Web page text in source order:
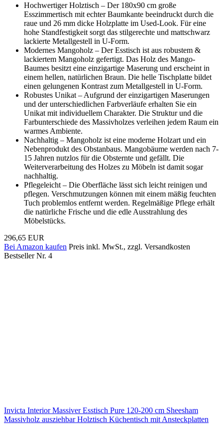
Hochwertiger Holztisch – Der 180x90 cm große
Esszimmertisch mit echter Baumkante beeindruckt durch die
raue und 26 mm dicke Holzplatte im Used-Look. Für eine
hohe Standfestigkeit sorgt das stilgerechte und mattschwarz
lackierte Metallgestell in U-Form.
Modernes Mangoholz – Der Esstisch ist aus robustem &
lackiertem Mangoholz gefertigt. Das Holz des Mango-
Baumes besitzt eine einzigartige Maserung und erscheint in
einem hellen, natürlichen Braun. Die helle Tischplatte bildet
einen gelungenen Kontrast zum Metallgestell in U-Form.
Robustes Unikat – Aufgrund der einzigartigen Maserungen
und der unterschiedlichen Farbverläufe erhalten Sie ein
Unikat mit individuellem Charakter. Die Struktur und die
Farbunterschiede des Massivholzes verleihen jedem Raum ein
warmes Ambiente.
Nachhaltig – Mangoholz ist eine moderne Holzart und ein
Nebenprodukt des Obstanbaus. Mangobäume werden nach 7-
15 Jahren nutzlos für die Obsternte und gefällt. Die
Weiterverarbeitung des Holzes zu Möbeln ist damit sogar
nachhaltig.
Pflegeleicht – Die Oberfläche lässt sich leicht reinigen und
pflegen. Verschmutzungen können mit einem mäßig feuchten
Tuch problemlos entfernt werden. Regelmäßige Pflege erhält
die natürliche Frische und die edle Ausstrahlung des
Möbelstücks.
296,65 EUR
Bei Amazon kaufen Preis inkl. MwSt., zzgl. Versandkosten
Bestseller Nr. 4
Invicta Interior Massiver Esstisch Pure 120-200 cm Sheesham
Massivholz ausziehbar Holztisch Küchentisch mit Ansteckplatten